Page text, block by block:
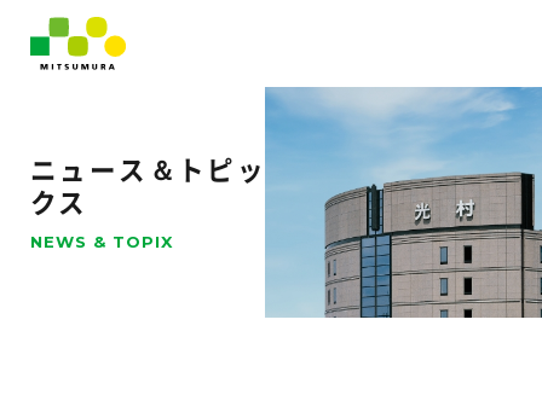
ニュース＆トピッ
クス
NEWS & TOPIX